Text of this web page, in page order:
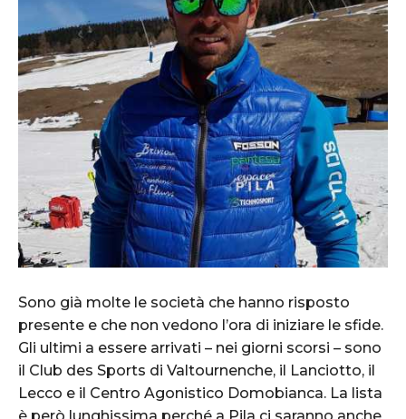
Sono già molte le società che hanno risposto
presente e che non vedono l’ora di iniziare le sfide.
Gli ultimi a essere arrivati – nei giorni scorsi – sono
il Club des Sports di Valtournenche, il Lanciotto, il
Lecco e il Centro Agonistico Domobianca. La lista